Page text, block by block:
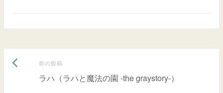
投
前の投稿
の
ラハ（ラハと魔法の園 -the graystory-）